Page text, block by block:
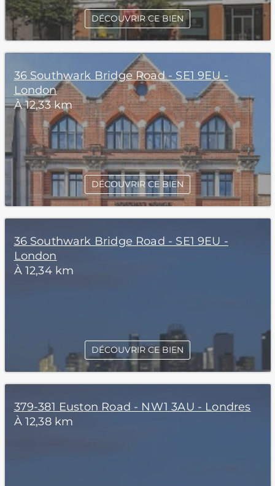
DÉCOUVRIR CE BIEN
36 Southwark Bridge Road - SE1 9EU -
London
À 12,33 km
DÉCOUVRIR CE BIEN
36 Southwark Bridge Road - SE1 9EU -
London
À 12,34 km
DÉCOUVRIR CE BIEN
379-381 Euston Road - NW1 3AU - Londres
À 12,38 km